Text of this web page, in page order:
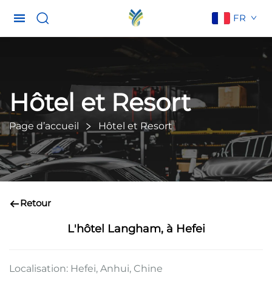
FR
Hôtel et Resort
Page d’accueil Hôtel et Resort
Retour
L'hôtel Langham, à Hefei
Localisation: Hefei, Anhui, Chine